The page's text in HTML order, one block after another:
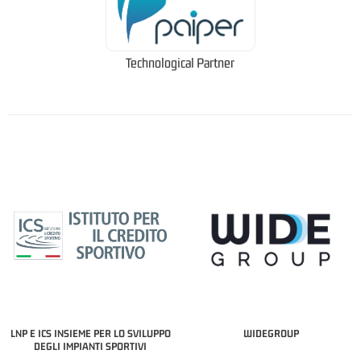
Technological Partner
LNP E ICS INSIEME PER LO SVILUPPO
DEGLI IMPIANTI SPORTIVI
WIDEGROUP